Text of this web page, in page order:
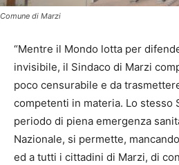
Comune di Marzi
“Mentre il Mondo lotta per
invisibile, il Sindaco di Marzi
poco censurabile e da
competenti in materia. Lo stesso
periodo di piena emergenza
Nazionale, si permette,
ed a tutti i cittadini di Marzi, di